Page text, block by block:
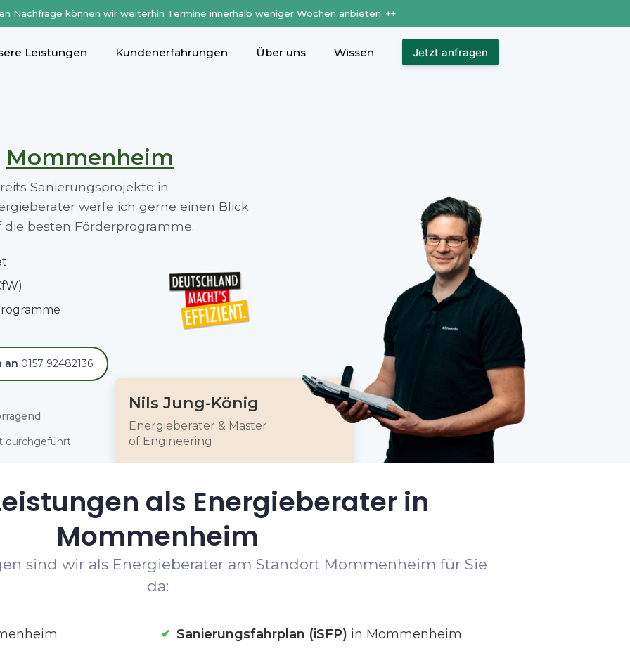
Nachfrage können wir weiterhin Termine innerhalb weniger Wochen anbieten. ++
Leistungen Kundenerfahrungen Über uns Wissen Jetzt anfragen
Mommenheim
Sanierungsprojekte in
werfe ich gerne einen Blick
besten Förderprogramme.
an 0157 92482136
durchgeführt.
Nils Jung-König
Energieberater & Master
of Engineering
als Energieberater in
Mommenheim
sind wir als Energieberater am Standort Mommenheim für Sie
da:
Sanierungsfahrplan (iSFP) in Mommenheim